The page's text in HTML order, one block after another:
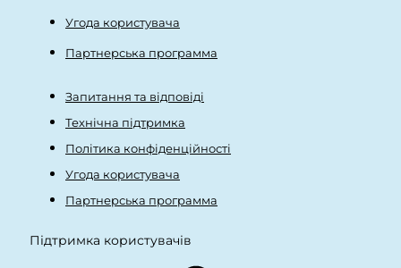
Угода користувача
Партнерська программа
Запитання та відповіді
Технічна підтримка
Політика конфіденційності
Угода користувача
Партнерська программа
Підтримка користувачів